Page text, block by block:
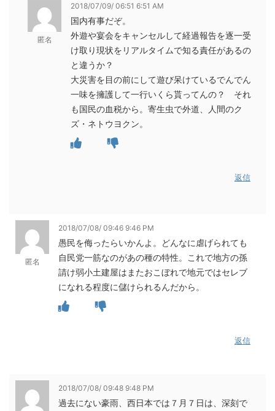
匿名
2018/07/09/ 06:51 6:51 AM
国内有事だぞ。
外遊や宴会をキャンセルして経過報告を逐一受
け取り現状をリアルタイムで知る責任があるの
と違うか？
大災害を目の前にして遊び呆けているでんでん
一味を擁護して一行いくら貰ってんの？ それ
も国民の血税から。寄生虫で外道、人間のク
ズ・ネトウヨクン。
返信
匿名
2018/07/08/ 09:46 9:46 PM
愚民を侮ったらいかんよ。どんなに虐げられても
自民党一筋なのがあの種の特性。これで地方の孫
請け弱小土建屋はまたおこぼれで地元ではセレブ
になれる程度に儲けられるんだから。
返信
2018/07/08/ 09:48 9:48 PM
過去にない豪雨、西日本では７月７日は、深刻で